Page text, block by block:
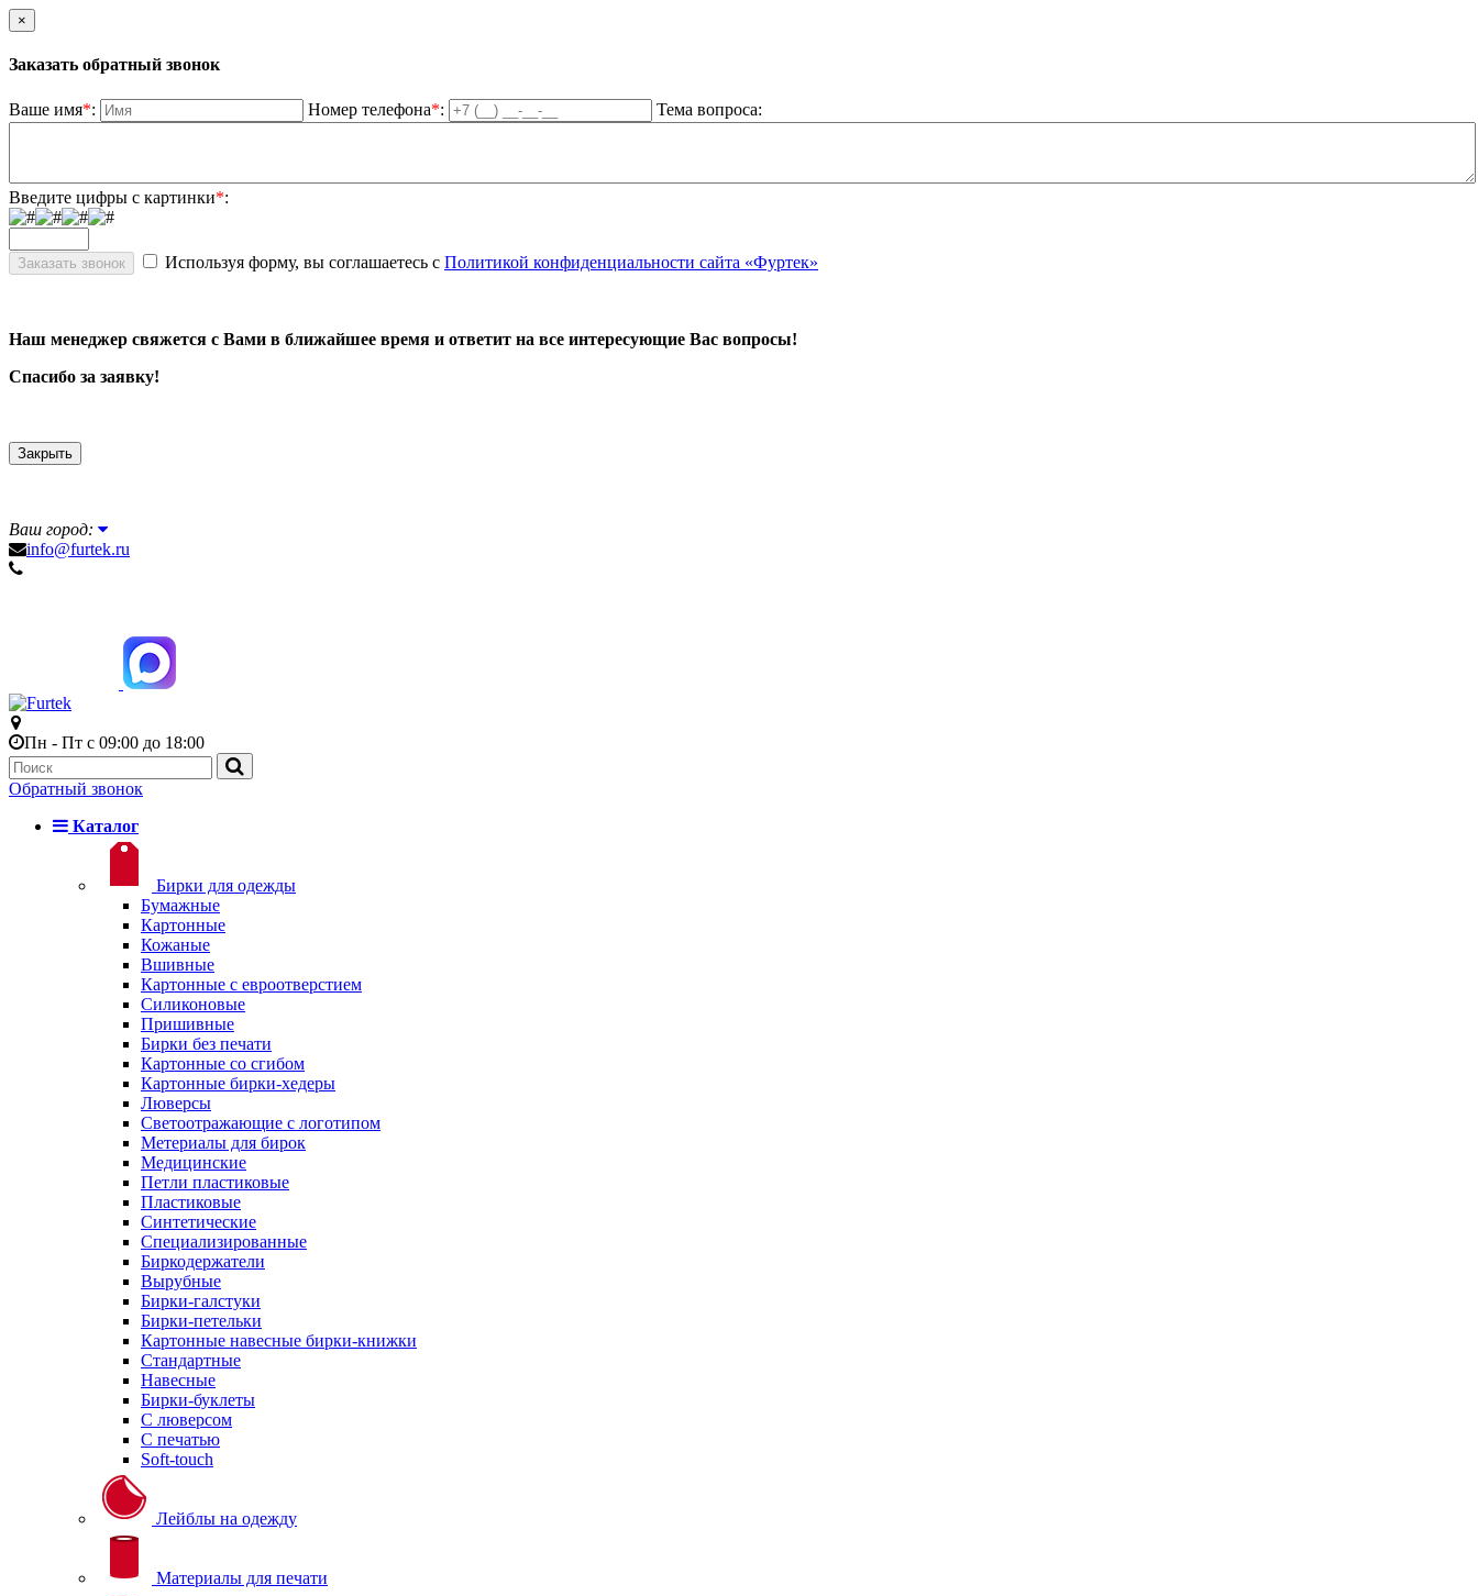
×
Заказать обратный звонок
Ваше имя*: Номер телефона*: Тема вопроса:
Введите цифры с картинки*:
Используя форму, вы соглашаетесь с Политикой конфиденциальности сайта «Фуртек»
Наш менеджер свяжется с Вами в ближайшее время и ответит на все интересующие Вас вопросы!
Спасибо за заявку!
Закрыть
Ваш город:
info@furtek.ru
Пн - Пт с 09:00 до 18:00
Обратный звонок
Каталог
Бирки для одежды
Бумажные
Картонные
Кожаные
Вшивные
Картонные с евроотверстием
Силиконовые
Пришивные
Бирки без печати
Картонные со сгибом
Картонные бирки-хедеры
Люверсы
Светоотражающие с логотипом
Метериалы для бирок
Медицинские
Петли пластиковые
Пластиковые
Синтетические
Специализированные
Биркодержатели
Вырубные
Бирки-галстуки
Бирки-петельки
Картонные навесные бирки-книжки
Стандартные
Навесные
Бирки-буклеты
С люверсом
С печатью
Soft-touch
Лейблы на одежду
Материалы для печати